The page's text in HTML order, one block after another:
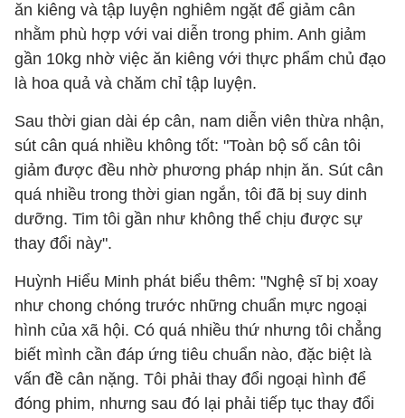
ăn kiêng và tập luyện nghiêm ngặt để giảm cân
nhằm phù hợp với vai diễn trong phim. Anh giảm
gần 10kg nhờ việc ăn kiêng với thực phẩm chủ đạo
là hoa quả và chăm chỉ tập luyện.
Sau thời gian dài ép cân, nam diễn viên thừa nhận,
sút cân quá nhiều không tốt: "Toàn bộ số cân tôi
giảm được đều nhờ phương pháp nhịn ăn. Sút cân
quá nhiều trong thời gian ngắn, tôi đã bị suy dinh
dưỡng. Tim tôi gần như không thể chịu được sự
thay đổi này".
Huỳnh Hiểu Minh phát biểu thêm: "Nghệ sĩ bị xoay
như chong chóng trước những chuẩn mực ngoại
hình của xã hội. Có quá nhiều thứ nhưng tôi chẳng
biết mình cần đáp ứng tiêu chuẩn nào, đặc biệt là
vấn đề cân nặng. Tôi phải thay đổi ngoại hình để
đóng phim, nhưng sau đó lại phải tiếp tục thay đổi